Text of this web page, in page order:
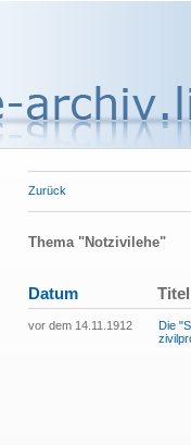
Zurück
Thema "Notzivilehe"
Datum Titel
vor dem 14.11.1912
Die